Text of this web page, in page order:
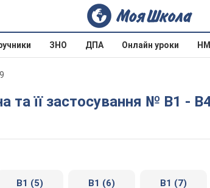
ЗНО ДПА Онлайн уроки
та її застосування № В1 -
В1 (5) В1 (6) В1 (7)